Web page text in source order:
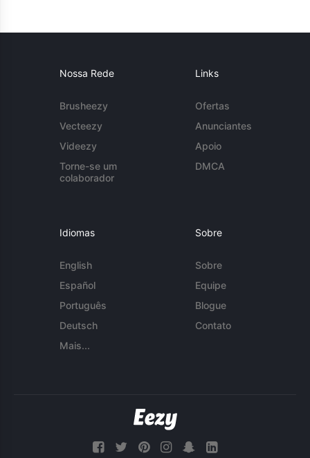
Nossa Rede
Brusheezy
Vecteezy
Videezy
Torne-se um
colaborador
Links
Ofertas
Anunciantes
Apoio
DMCA
Idiomas
English
Español
Português
Deutsch
Mais...
Sobre
Sobre
Equipe
Blogue
Contato